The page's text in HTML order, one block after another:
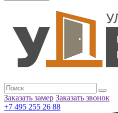
Заказать замер Заказать звонок
+7 495 255 26 88